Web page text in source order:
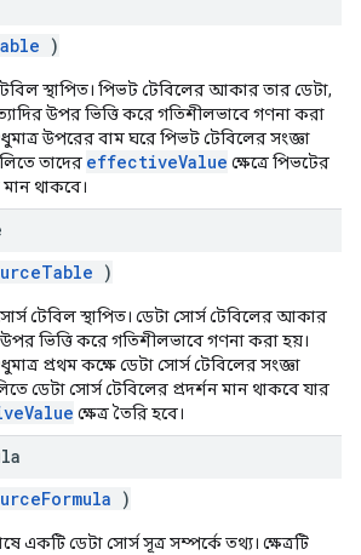
)
স্থাপিত। পিভট টেবিলের আকার তার ডেটা,
উপর ভিত্তি করে গতিশীলভাবে গণনা করা
উপরের বাম ঘরে পিভট টেবিলের সংজ্ঞা
তাদের effectiveValue ক্ষেত্রে পিভটের
থাকবে।
)
টেবিল স্থাপিত। ডেটা সোর্স টেবিলের আকার
ভিত্তি করে গতিশীলভাবে গণনা করা হয়।
প্রথম কক্ষে ডেটা সোর্স টেবিলের সংজ্ঞা
ডেটা সোর্স টেবিলের প্রদর্শন মান থাকবে যার
ক্ষেত্র তৈরি হবে।
)
ডেটা সোর্স সূত্র সম্পর্কে তথ্য। ক্ষেত্রটি